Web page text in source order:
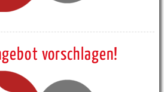
vorschlagen!